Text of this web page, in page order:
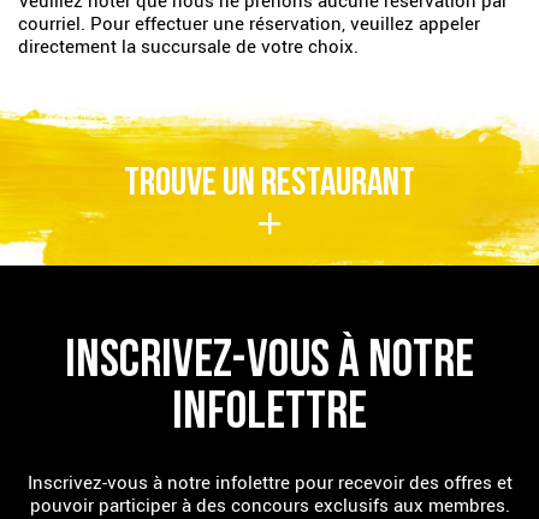
courriel. Pour effectuer une réservation, veuillez appeler
directement la succursale de votre choix.
TROUVE UN RESTAURANT
INSCRIVEZ-VOUS À NOTRE
INFOLETTRE
Inscrivez-vous à notre infolettre pour recevoir des offres et
pouvoir participer à des concours exclusifs aux membres.